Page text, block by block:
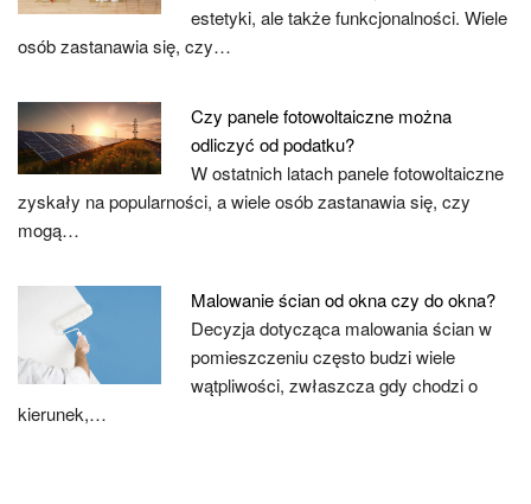
estetyki, ale także funkcjonalności. Wiele
osób zastanawia się, czy…
Czy panele fotowoltaiczne można
odliczyć od podatku?
W ostatnich latach panele fotowoltaiczne
zyskały na popularności, a wiele osób zastanawia się, czy
mogą…
Malowanie ścian od okna czy do okna?
Decyzja dotycząca malowania ścian w
pomieszczeniu często budzi wiele
wątpliwości, zwłaszcza gdy chodzi o
kierunek,…